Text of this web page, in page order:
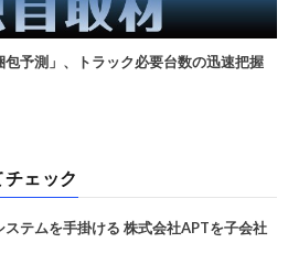
包予測」、トラック必要台数の迅速把握
ェック
テムを手掛ける 株式会社APTを子会社